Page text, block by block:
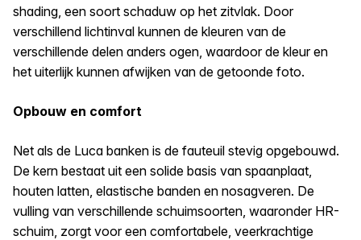
shading, een soort schaduw op het zitvlak. Door
verschillend lichtinval kunnen de kleuren van de
verschillende delen anders ogen, waardoor de kleur en
het uiterlijk kunnen afwijken van de getoonde foto.
Opbouw en comfort
Net als de Luca banken is de fauteuil stevig opgebouwd.
De kern bestaat uit een solide basis van spaanplaat,
houten latten, elastische banden en nosagveren. De
vulling van verschillende schuimsoorten, waaronder HR-
schuim, zorgt voor een comfortabele, veerkrachtige